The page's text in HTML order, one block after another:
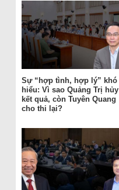
Sự “hợp tình, hợp lý” khó
hiểu: Vì sao Quảng Trị hủy
kết quả, còn Tuyên Quang
cho thi lại?